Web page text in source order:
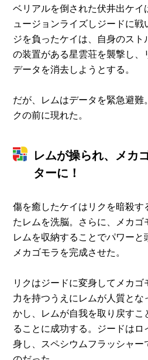
ベリアルを倒された伏井出ケ
ュージョンライズしジードに
ジを負ったケイは、自身のス
の装置がある星雲荘を襲撃し
データを消去しようとする。
だが、レムはデータを緊急避難
クの前に現れた。
レムが操られ、メカ
ターに！
傷を癒したケイはリクを暗殺
たレムを洗脳。さらに、メカ
レムを収納することでパワー
メカゴモラを完成させた。
リクはジードに変身してメカ
力を持つうえにレムが人質と
かし、レムが自我を取り戻すこ
ることに成功する。ジードは
身し、スペシウムフラッシャ